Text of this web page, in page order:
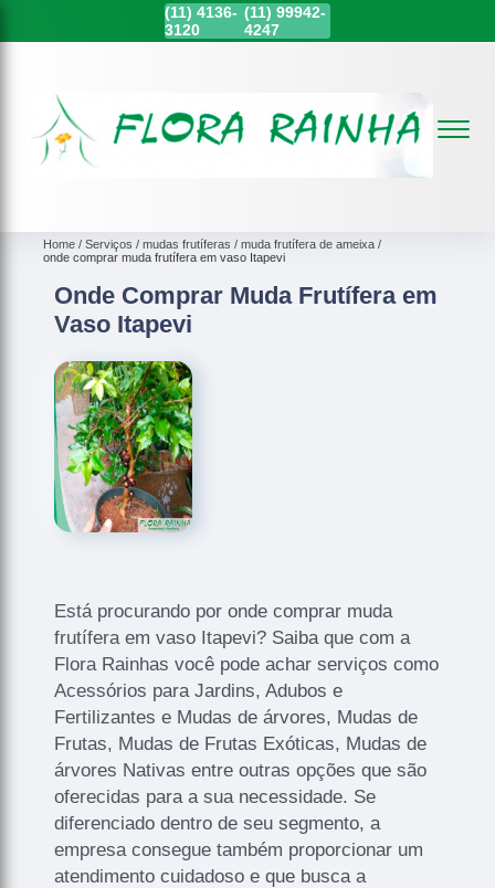
(11) 4136-
3120
(11)99942-
4247
Home Serviços mudas frutíferas
muda frutífera de ameixa
onde comprar muda frutífera em vaso Itapevi
Onde Comprar Muda Frutífera em
Vaso Itapevi
Está procurando por onde comprar muda
frutífera em vaso Itapevi? Saiba que com a
Flora Rainhas você pode achar serviços como
Acessórios para Jardins, Adubos e
Fertilizantes e Mudas de árvores, Mudas de
Frutas, Mudas de Frutas Exóticas, Mudas de
árvores Nativas entre outras opções que são
oferecidas para a sua necessidade. Se
diferenciado dentro de seu segmento, a
empresa consegue também proporcionar um
atendimento cuidadoso e que busca a